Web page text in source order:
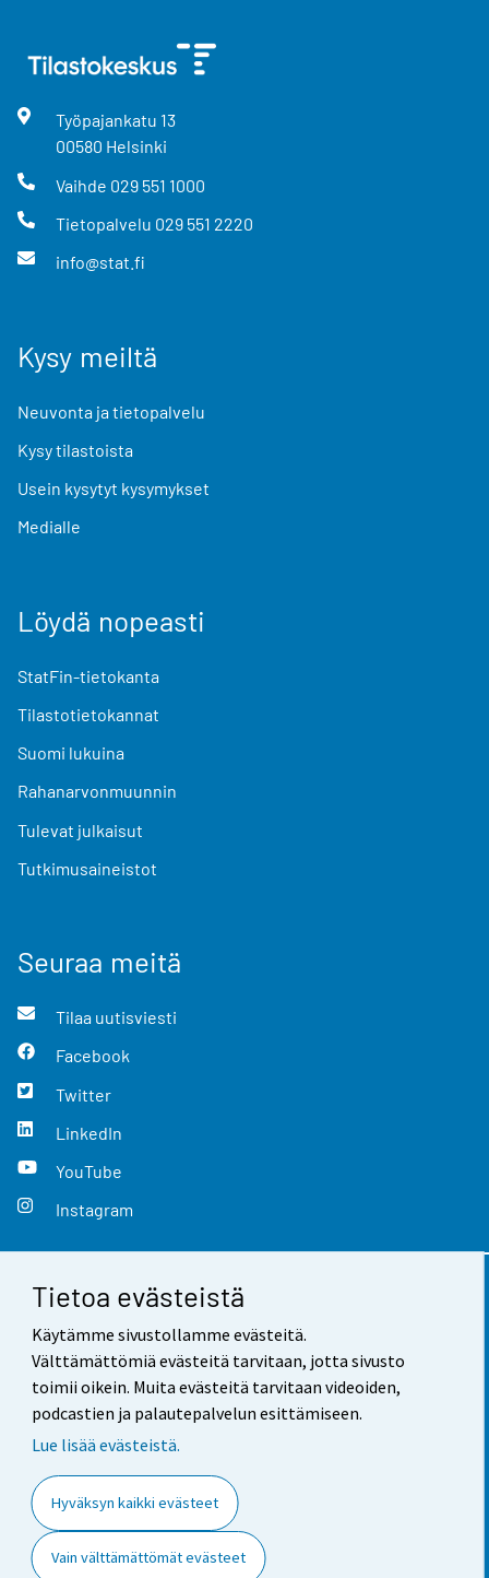
Tietoa evästeistä
Käytämme sivustollamme evästeitä.
Välttämättömiä evästeitä tarvitaan, jotta sivusto
toimii oikein. Muita evästeitä tarvitaan videoiden,
podcastien ja palautepalvelun esittämiseen.
Lue lisää evästeistä.
Hyväksyn kaikki evästeet
Vain välttämättömät evästeet
Työpajankatu 13
00580 Helsinki
Vaihde 029 551 1000
Tietopalvelu 029 551 2220
info@stat.fi
Kysy meiltä
Neuvonta ja tietopalvelu
Kysy tilastoista
Usein kysytyt kysymykset
Medialle
Löydä nopeasti
StatFin-tietokanta
Tilastotietokannat
Suomi lukuina
Rahanarvonmuunnin
Tulevat julkaisut
Tutkimusaineistot
Seuraa meitä
Tilaa uutisviesti
Facebook
Twitter
LinkedIn
YouTube
Instagram
Yhteystiedot
Palaute
Käyttöehdot
Saavutettavuus
Tietoa sivustosta
Evästeasetukset